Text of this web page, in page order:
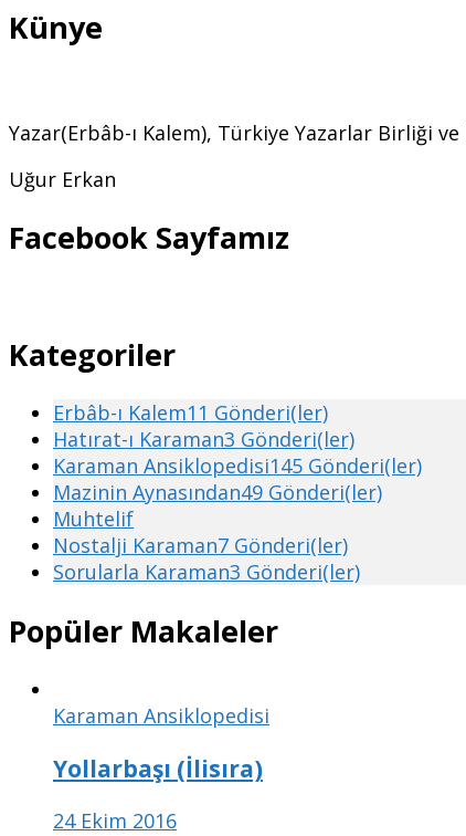
Künye
Yazar(Erbâb-ı Kalem), Türkiye Yazarlar Birliği
Uğur Erkan
Facebook Sayfamız
Kategoriler
Erbâb-ı Kalem11 Gönderi(ler)
Hatırat-ı Karaman3 Gönderi(ler)
Karaman Ansiklopedisi145 Gönderi(ler)
Mazinin Aynasından49 Gönderi(ler)
Muhtelif
Nostalji Karaman7 Gönderi(ler)
Sorularla Karaman3 Gönderi(ler)
Popüler Makaleler
Karaman Ansiklopedisi
Yollarbaşı (İlisıra)
24 Ekim 2016